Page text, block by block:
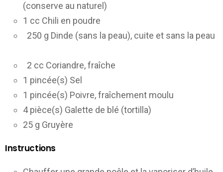
(conserve au naturel)
1 cc Chili en poudre
250 g Dinde (sans la peau), cuite et sans la peau
2 cc Coriandre, fraîche
1 pincée(s) Sel
1 pincée(s) Poivre, fraîchement moulu
4 pièce(s) Galette de blé (tortilla)
25 g Gruyère
Instructions